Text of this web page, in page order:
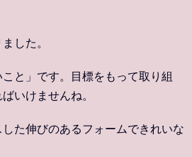
した。
と」です。目標をもって取り組
いけませんね。
た伸びのあるフォームできれいな